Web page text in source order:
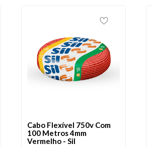
Cabo Flexível 750v Com
100 Metros 4mm
Vermelho - Sil